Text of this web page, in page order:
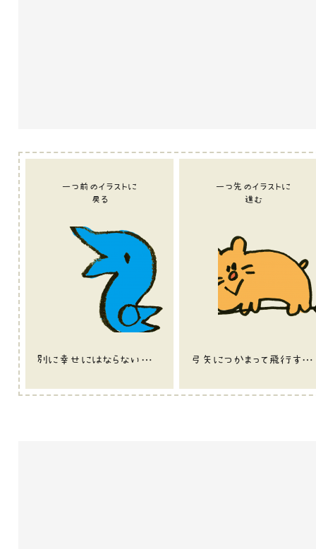
一つ前のイラストに
戻る
別に幸せにはならない青い鳥のイラスト
一つ先のイラストに
進む
弓矢につかまって飛行するゴローさんのイラスト